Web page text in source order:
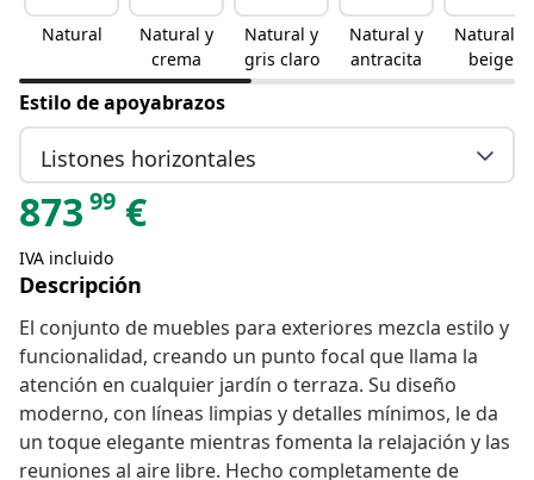
Natural
Natural y
crema
Natural y
gris claro
Natural y
antracita
Natural y
beige
Estilo de apoyabrazos
Listones horizontales
873 99 €
IVA incluido
Descripción
El conjunto de muebles para exteriores mezcla estilo y
funcionalidad, creando un punto focal que llama la
atención en cualquier jardín o terraza. Su diseño
moderno, con líneas limpias y detalles mínimos, le da
un toque elegante mientras fomenta la relajación y las
reuniones al aire libre. Hecho completamente de